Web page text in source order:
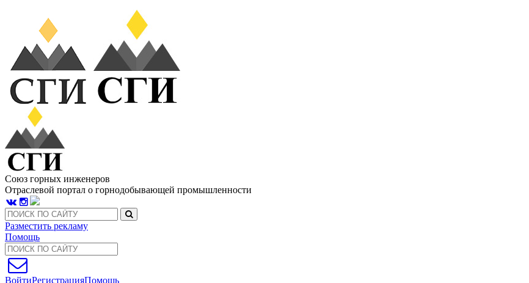
Союз горных инженеров
Отраслевой портал о горнодобывающей промышленности
Разместить рекламу
Помощь
ВойтиРегистрацияПомощь